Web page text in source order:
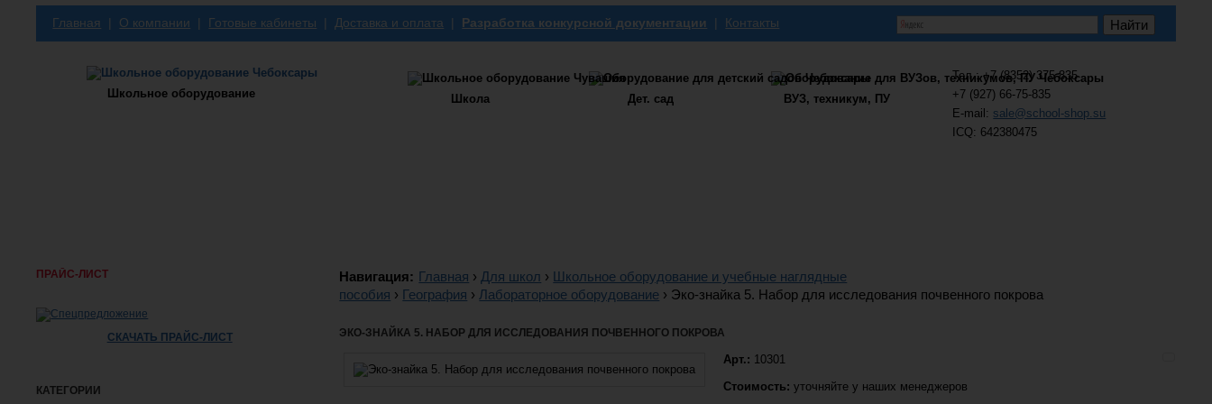
Главная | О компании | Готовые кабинеты | Доставка и оплата | Разработка конкурсной документации | Контакты
Тел.: +7 (8352) 375-835
+7 (927) 66-75-835
E-mail: sale@school-shop.su
ICQ: 642380475
Школьное оборудование ВУЗ, техникум, ПУ
Дет. сад
Школа
Навигация: Главная › Для школ › Школьное оборудование и учебные наглядные
пособия › География › Лабораторное оборудование › Эко-знайка 5. Набор для исследования почвенного покрова
ЭКО-ЗНАЙКА 5. НАБОР ДЛЯ ИССЛЕДОВАНИЯ ПОЧВЕННОГО ПОКРОВА
Арт.: 10301
Стоимость: уточняйте у наших менеджеров
ПРАЙС-ЛИСТ
СКАЧАТЬ ПРАЙС-ЛИСТ
КАТЕГОРИИ